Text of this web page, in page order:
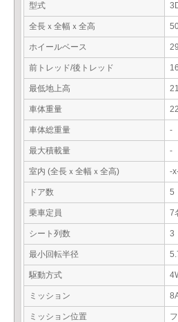
型式
全長ｘ全幅ｘ全高
ホイールベース
前トレッド/後トレッド
最低地上高
車体重量
車体総重量 -
最大積載量 -
室内 (全長ｘ全幅ｘ全高) -
ドア数 5
乗車定員 7
シート列数 3
最小回転半径
駆動方式
ミッション
ミッション位置